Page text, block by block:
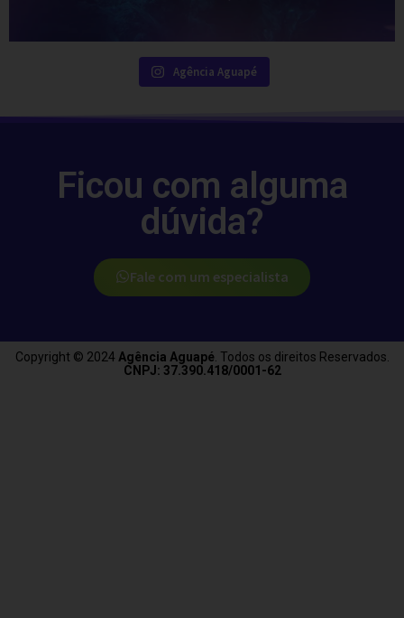
Agência Aguapé
Ficou com alguma
dúvida?​
Fale com um especialista
Copyright © 2024 Agência Aguapé. Todos os direitos Reservados.
CNPJ: 37.390.418/0001-62